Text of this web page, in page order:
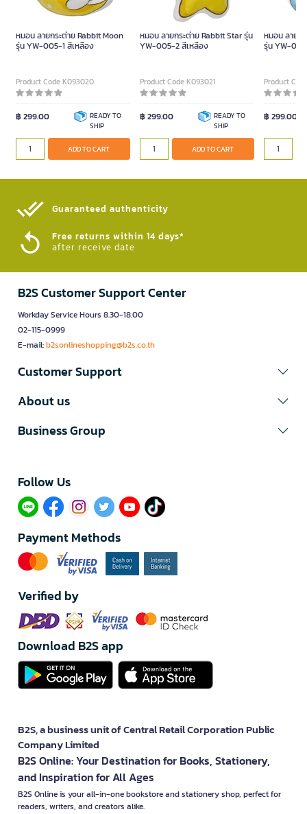
หมอน ลายกระต่าย Rabbit Moon
รุ่น YW-005-1 สีเหลือง
Product Code K093020
฿ 299.00
READY TO
SHIP
ADD TO CART
หมอน ลายกระต่าย Rabbit Star รุ่น
YW-005-2 สีเหลือง
Product Code K093021
฿ 299.00
READY TO
SHIP
ADD TO CART
หมอน ลายก
รุ่น YW-
Product
฿ 299.00
Guaranteed authenticity​
Free returns within 14 days*
after receive date
B2S Customer Support Center
Workday Service Hours 8.30-18.00
02-115-0999
E-mail:b2sonlineshopping@b2s.co.th
Customer Support
About us
Business Group
Follow Us​
Payment Methods
Verified by
Download B2S app
B2S, a business unit of Central Retail Corporation Public
Company Limited
B2S Online: Your Destination for Books, Stationery,
and Inspiration for All Ages
B2S Online is your all-in-one bookstore and stationery shop, perfect for
readers, writers, and creators alike.